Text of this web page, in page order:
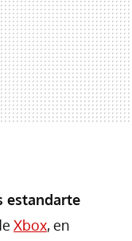
estandarte
Xbox, en